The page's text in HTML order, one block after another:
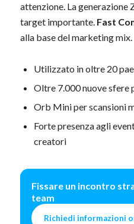
attenzione. La generazione
target importante. Fast
alla base del marketing mix.
Utilizzato in oltre 20
Oltre 7.000 nuove sfere
Orb Mini per scansioni
Forte presenza agli
creatori
Fissare un incontro
team
Richiedi informazioni